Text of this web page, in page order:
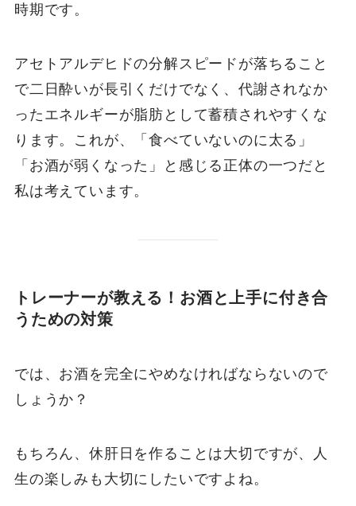
時期です。
アセトアルデヒドの分解スピードが落ちること
で二日酔いが長引くだけでなく、代謝されなか
ったエネルギーが脂肪として蓄積されやすくな
ります。これが、「食べていないのに太る」
「お酒が弱くなった」と感じる正体の一つだと
私は考えています。
トレーナーが教える！お酒と上手に付き合
うための対策
では、お酒を完全にやめなければならないので
しょうか？
もちろん、休肝日を作ることは大切ですが、人
生の楽しみも大切にしたいですよね。